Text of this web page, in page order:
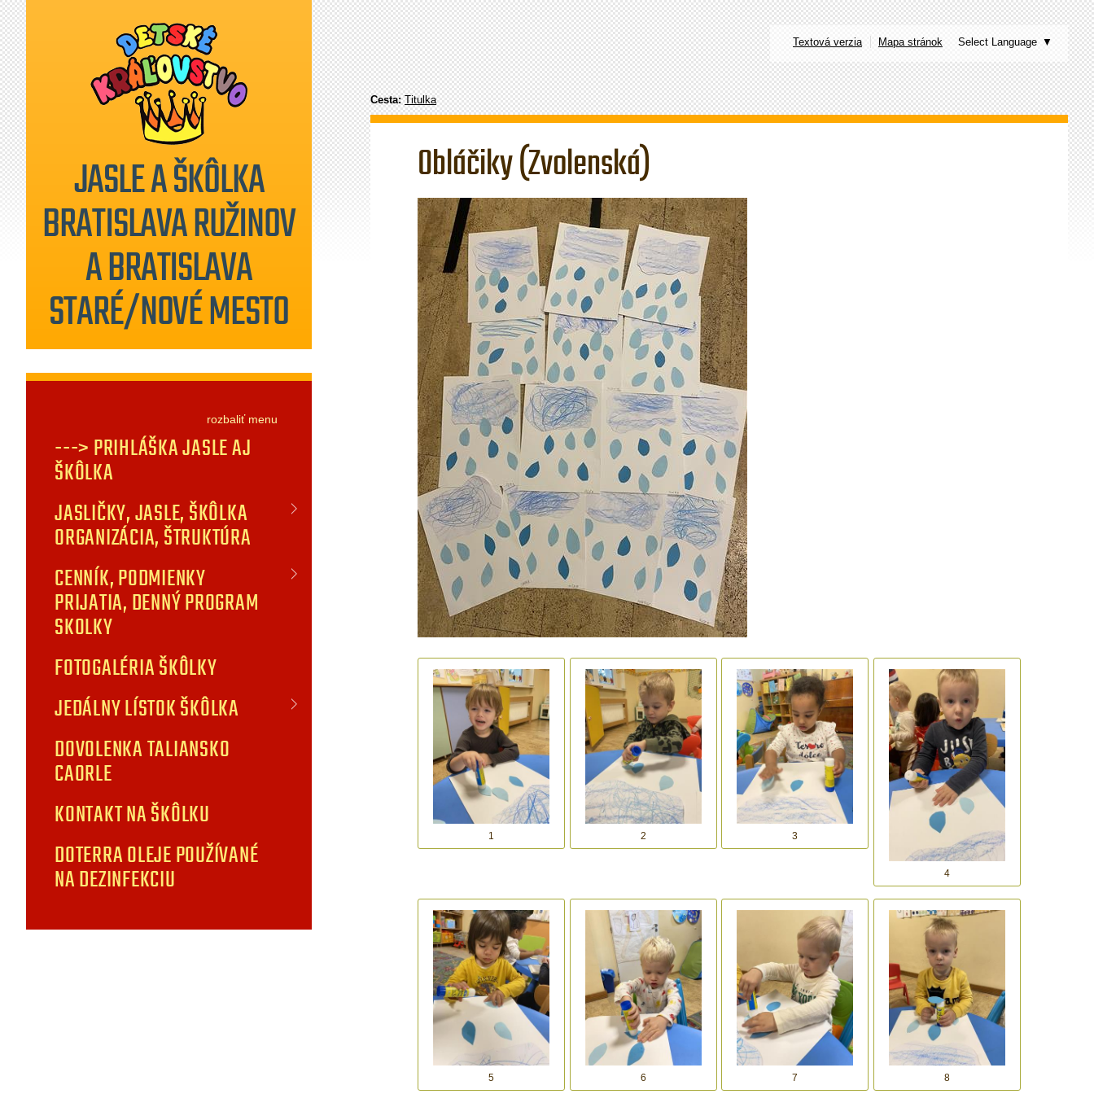
Textová verzia Mapa stránok Select Language ▼
JASLE A ŠKÔLKA
BRATISLAVA RUŽINOV
A BRATISLAVA
STARÉ/NOVÉ MESTO
Cesta:Titulka
Obláčiky (Zvolenská)
1 2 3
4
5 6 7 8
rozbaliťmenu
---> PRIHLÁŠKA JASLE AJ
ŠKÔLKA
JASLIČKY, JASLE, ŠKÔLKA
ORGANIZÁCIA, ŠTRUKTÚRA
CENNÍK, PODMIENKY
PRIJATIA, DENNÝ PROGRAM
SKOLKY
FOTOGALÉRIA ŠKÔLKY
JEDÁLNY LÍSTOK ŠKÔLKA
DOVOLENKA TALIANSKO
CAORLE
KONTAKT NA ŠKÔLKU
DOTERRA OLEJE POUŽÍVANÉ
NA DEZINFEKCIU